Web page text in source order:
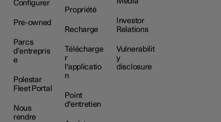
Configurer
Pre-owned
Parcs
d’entrepris
e
Polestar
Fleet Portal
Nous
rendre
Propriété
Recharge
Télécharge
r
l'applicatio
n
Point
d'entretien
Investor
Relations
Vulnerabilit
y
disclosure